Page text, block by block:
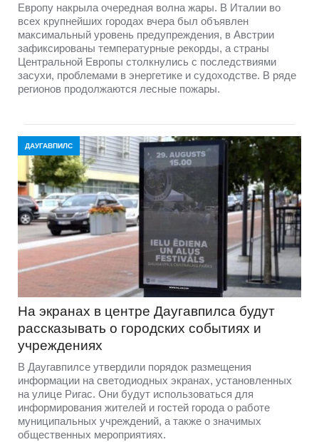
Европу накрыла очередная волна жары. В Италии во
всех крупнейших городах вчера был объявлен
максимальный уровень предупреждения, в Австрии
зафиксированы температурные рекорды, а страны
Центральной Европы столкнулись с последствиями
засухи, проблемами в энергетике и судоходстве. В ряде
регионов продолжаются лесные пожары.
ДАУГАВПИЛС
На экранах в центре Даугавпилса будут
рассказывать о городских событиях и
учреждениях
В Даугавпилсе утвердили порядок размещения
информации на светодиодных экранах, установленных
на улице Ригас. Они будут использоваться для
информирования жителей и гостей города о работе
муниципальных учреждений, а также о значимых
общественных мероприятиях.